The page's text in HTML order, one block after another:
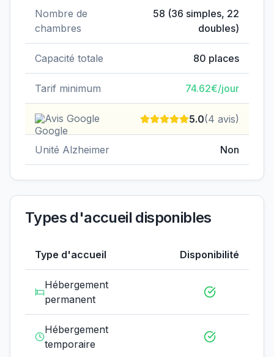
Nombre de
chambres
58 (36 simples, 22
doubles)
Capacité totale 80 places
Tarif minimum 74.62€/jour
Avis Google 5.0(4 avis)
Unité Alzheimer Non
Types d'accueil disponibles
Type d'accueil Disponibilité
Hébergement
permanent
Hébergement
temporaire